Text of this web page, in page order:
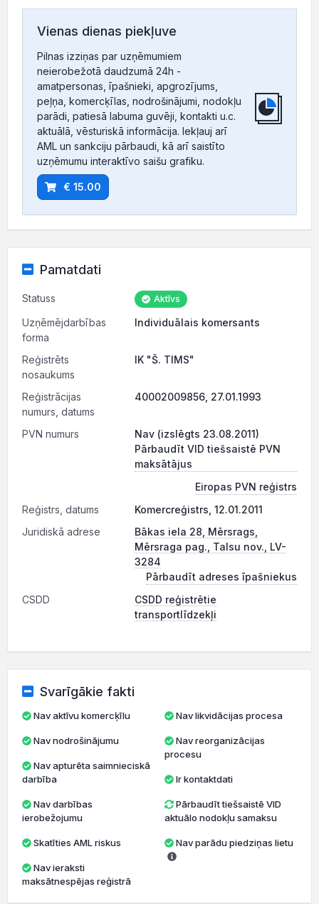
Vienas dienas piekļuve
Pilnas izziņas par uzņēmumiem
neierobežotā daudzumā 24h -
amatpersonas, īpašnieki, apgrozījums,
peļņa, komercķīlas, nodrošinājumi, nodokļu
parādi, patiesā labuma guvēji, kontakti u.c.
aktuālā, vēsturiskā informācija. Iekļauj arī
AML un sankciju pārbaudi, kā arī saistīto
uzņēmumu interaktīvo saišu grafiku.
€ 15.00
Pamatdati
Statuss Aktīvs
Uzņēmējdarbības
forma
Individuālais komersants
Reģistrēts
nosaukums
IK "Š. TIMS"
Reģistrācijas
numurs, datums
40002009856, 27.01.1993
PVN numurs
Nav (izslēgts 23.08.2011)
Pārbaudīt VID tiešsaistē PVN
maksātājus
Eiropas PVN reģistrs
Reģistrs, datums
Komercreģistrs, 12.01.2011
Juridiskā adrese
Bākas iela 28, Mērsrags,
Mērsraga pag., Talsu nov., LV-
3284
Pārbaudīt adreses īpašniekus
CSDD
CSDD reģistrētie
transportlīdzekļi
Svarīgākie fakti
Nav aktīvu komercķīlu
Nav nodrošinājumu
darbība
ierobežojumu
Skatīties AML riskus
maksātnespējas reģistrā
Nav likvidācijas procesa
Nav reorganizācijas
procesu
Ir kontaktdati
Pārbaudīt tiešsaistē VID
aktuālo nodokļu samaksu
Nav parādu piedziņas lietu